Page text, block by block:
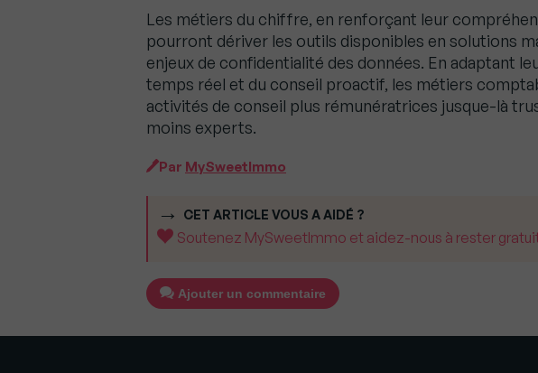
Les métiers du chiffre, en renforçant leur
pourront dériver les outils disponibles en solutions
enjeux de confidentialité des données. En adaptant
temps réel et du conseil proactif, les métiers
activités de conseil plus rémunératrices jusque-là
moins experts.
Par MySweetImmo
CET ARTICLE VOUS A AIDÉ ?
Soutenez MySweetImmo et aidez-nous à rester
Ajouter un commentaire